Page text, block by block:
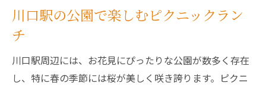
川口駅の公園で楽しむピクニックラン
チ
川口駅周辺には、お花見にぴったりな公園が数多く存在
し、特に春の季節には桜が美しく咲き誇ります。ピクニ